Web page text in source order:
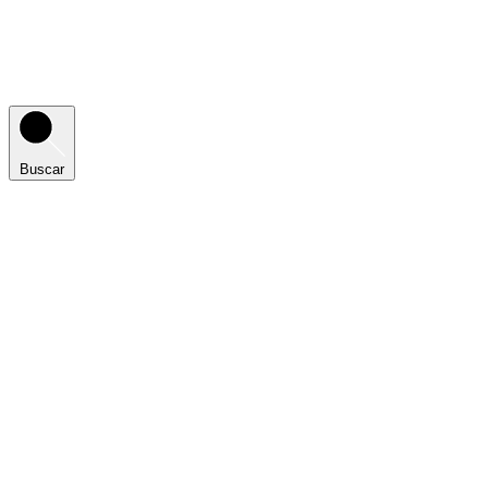
Buscar